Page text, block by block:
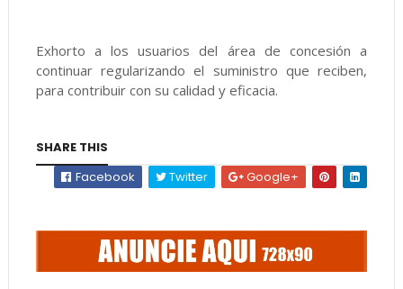
Exhorto a los usuarios del área de concesión a
continuar regularizando el suministro que reciben,
para contribuir con su calidad y eficacia.
SHARE THIS
Facebook
Twitter Google+